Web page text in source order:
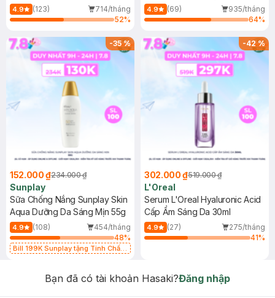
4.9 (123)
714/tháng
52%
(Mới)
4.9 (69)
935/tháng
64%
-35%
152.000 ₫234.000 ₫
Sunplay
Sữa Chống Nắng Sunplay Skin
Aqua Dưỡng Da Sáng Mịn 55g
4.9 (108)
454/tháng
48%
Bill 199K Sunplay tặng Tinh Chất
-42%
302.000 ₫519.000 ₫
L'Oreal
Serum L'Oreal Hyaluronic Acid
Cấp Ẩm Sáng Da 30ml
4.9 (27)
275/tháng
41%
Bạn đã có tài khoản Hasaki?Đăng nhập